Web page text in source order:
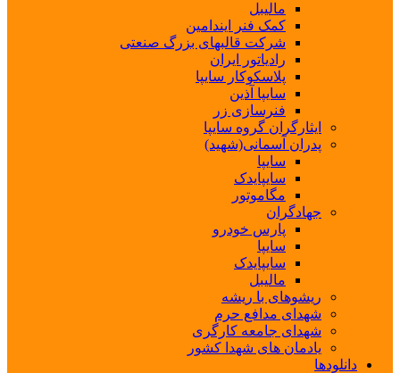
مالیبل
کمک فنر ایندامین
شرکت قالبهای بزرگ صنعتی
رادیاتور ایران
پلاسکوکار سایپا
سایپا آذین
فنرسازی زر
ایثارگران گروه سایپا
پدران آسمانی(شهید)
سایپا
سایپایدک
مگاموتور
جهادگران
پارس خودرو
سایپا
سایپایدک
مالیبل
ریشوهای با ریشه
شهدای مدافع حرم
شهدای جامعه کارگری
یادمان های شهدا کشور
دانلودها